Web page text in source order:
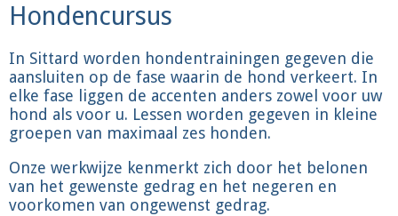
Hondencursus
In Sittard worden hondentrainingen gegeven die
aansluiten op de fase waarin de hond verkeert. In
elke fase liggen de accenten anders zowel voor uw
hond als voor u. Lessen worden gegeven in kleine
groepen van maximaal zes honden.
Onze werkwijze kenmerkt zich door het belonen
van het gewenste gedrag en het negeren en
voorkomen van ongewenst gedrag.